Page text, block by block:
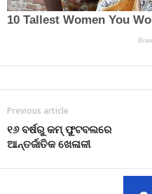
Previous article
୧୬ ବର୍ଷରୁ କମ୍ ଫୁଟବଲରେ
ଆନ୍ତର୍ଜାତିକ ଖେଳାଳୀ